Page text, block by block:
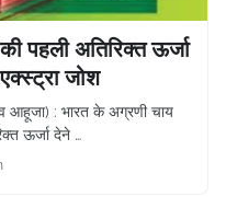
पहली अतिरिक्त ऊर्जा
जोश
आहूजा) : भारत के अग्रणी चाय
ऊर्जा देने …